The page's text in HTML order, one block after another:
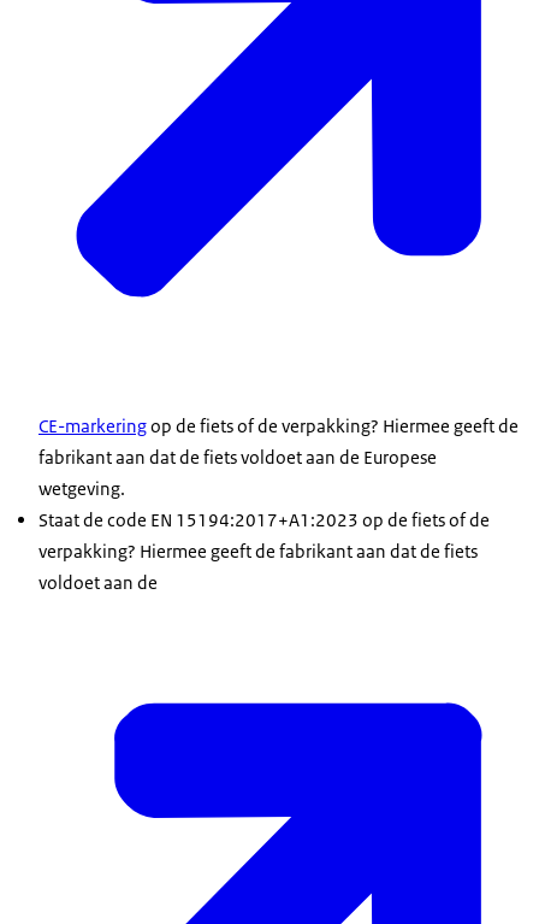
CE-markeringop de fiets of de verpakking? Hiermee geeft de
fabrikant aan dat de fiets voldoet aan de Europese
wetgeving.
Staat de code EN 15194:2017+A1:2023 op de fiets of de
verpakking? Hiermee geeft de fabrikant aan dat de fiets
voldoet aan de